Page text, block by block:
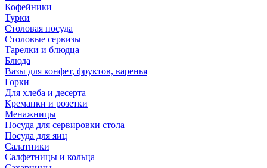
Кофейники
Турки
Столовая посуда
Столовые сервизы
Тарелки и блюдца
Блюда
Вазы для конфет, фруктов, варенья
Горки
Для хлеба и десерта
Креманки и розетки
Менажницы
Посуда для сервировки стола
Посуда для яиц
Салатники
Салфетницы и кольца